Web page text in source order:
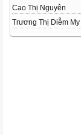
Cao Thị Nguyên
Trương Thị Diễm My